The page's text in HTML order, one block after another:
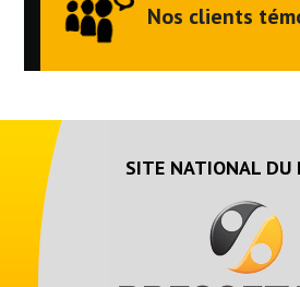
Nos clients
SITE NATIONAL DU